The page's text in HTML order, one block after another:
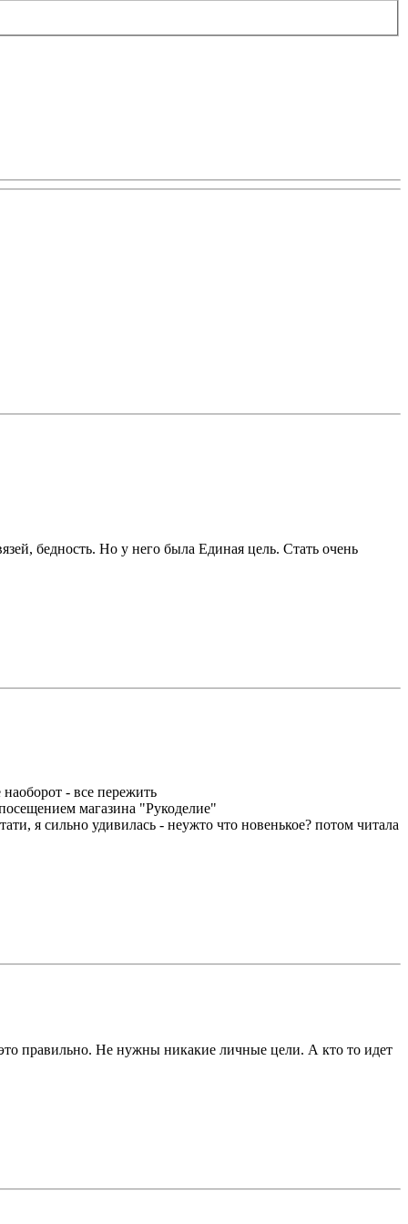
бедность. Но у него была Единая цель. Стать очень
- все пережить
магазина "Рукоделие"
я сильно удивилась - неужто что новенькое? потом читала
правильно. Не нужны никакие личные цели. А кто то идет